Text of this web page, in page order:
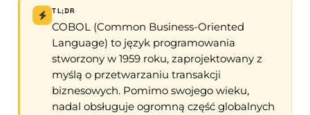
TL;DR
COBOL (Common Business-Oriented
Language) to język programowania
stworzony w 1959 roku, zaprojektowany z
myślą o przetwarzaniu transakcji
biznesowych. Pomimo swojego wieku,
nadal obsługuje ogromną część globalnych